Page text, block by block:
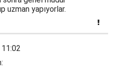
uzman yapıyorlar.